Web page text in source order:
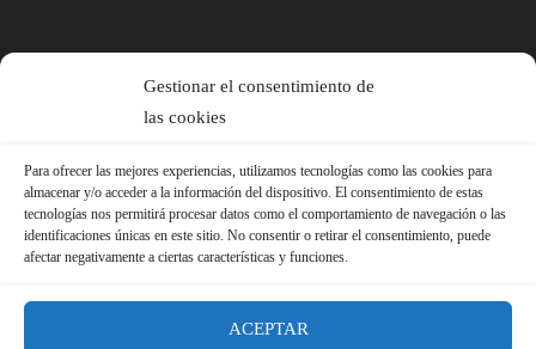
Gestionar el consentimiento de
las cookies
Para ofrecer las mejores experiencias, utilizamos tecnologías como las cookies para
almacenar y/o acceder a la información del dispositivo. El consentimiento de estas
tecnologías nos permitirá procesar datos como el comportamiento de navegación o las
identificaciones únicas en este sitio. No consentir o retirar el consentimiento, puede
afectar negativamente a ciertas características y funciones.
ACEPTAR